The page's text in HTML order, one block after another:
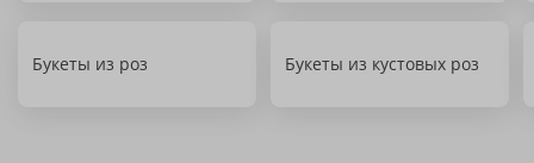
Букеты из роз Букеты из кустовых роз